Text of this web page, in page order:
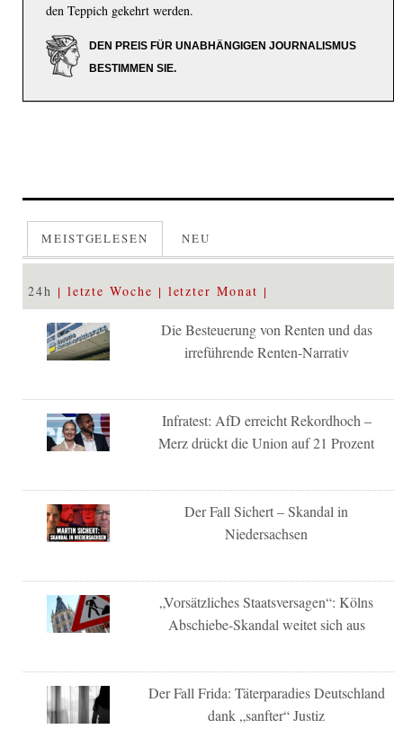
den Teppich gekehrt werden.
DEN PREIS FÜR UNABHÄNGIGEN JOURNALISMUS
BESTIMMEN SIE.
MEISTGELESEN NEU
24h letzte Woche letzter Monat
Die Besteuerung von Renten und das
irreführende Renten-Narrativ
Infratest: AfD erreicht Rekordhoch –
Merz drückt die Union auf 21 Prozent
Der Fall Sichert – Skandal in
Niedersachsen
„Vorsätzliches Staatsversagen“: Kölns
Abschiebe-Skandal weitet sich aus
Der Fall Frida: Täterparadies Deutschland
dank „sanfter“ Justiz